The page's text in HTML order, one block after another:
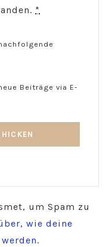
*
Beiträge via E-
um Spam zu
wie deine
.